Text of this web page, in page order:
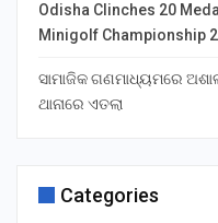
Odisha Clinches 20
Minigolf Championship
ସାମାଜିକ ଗଣମାଧ୍ୟମରେ
ଥାନାରେ ଏତଲା
Categories